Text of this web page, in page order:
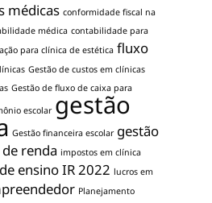
médicas conformidade fiscal na
médica contabilidade para
para clínica de estética fluxo
Gestão de custos em clínicas
Gestão de fluxo de caixa para
escolar gestão
Gestão financeira escolar gestão
renda impostos em clínica
ensinoIR 2022 lucros em
Planejamento